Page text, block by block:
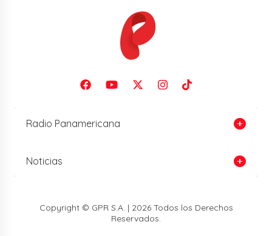
Radio Panamericana
Noticias
Copyright © GPR S.A. | 2026 Todos los Derechos
Reservados.